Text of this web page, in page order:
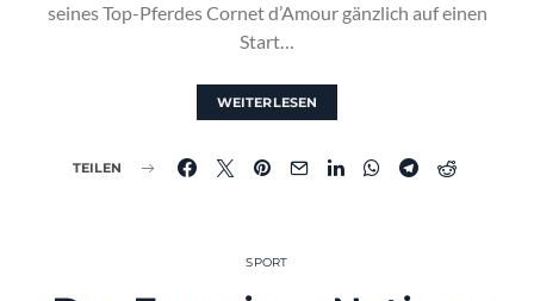
seines Top-Pferdes Cornet d’Amour gänzlich auf einen
Start…
WEITERLESEN
TEILEN
SPORT